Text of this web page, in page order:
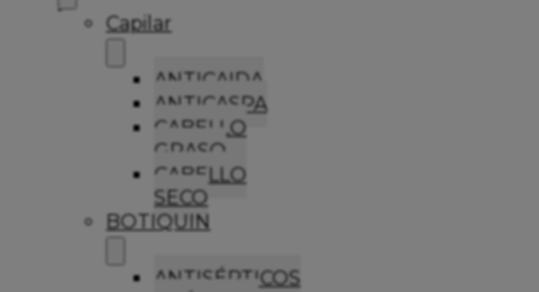
Capilar
ANTICAIDA
ANTICASPA
CABELLO
GRASO
CABELLO
SECO
BOTIQUIN
ANTISÉPTICOS